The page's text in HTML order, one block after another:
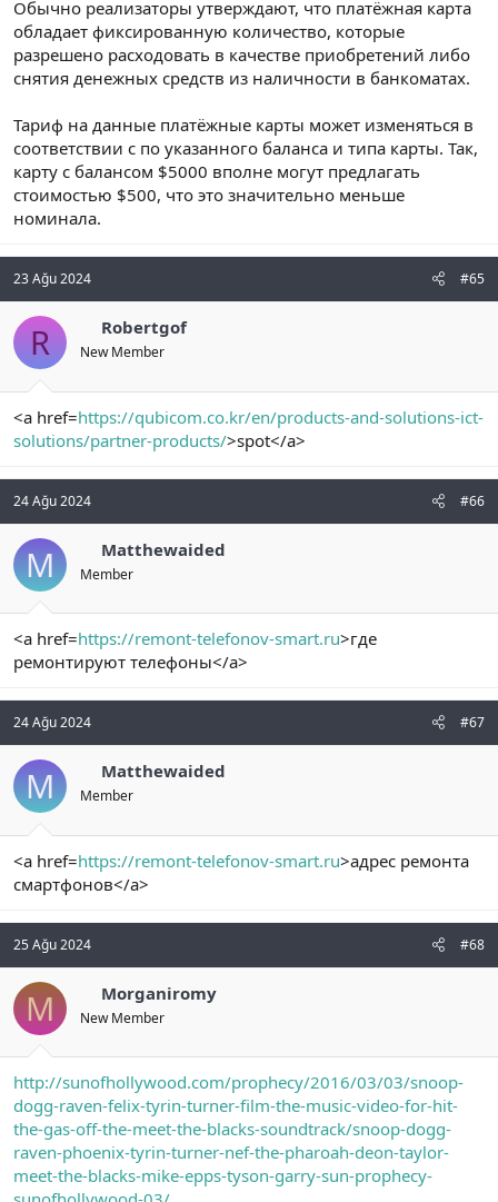
Обычно реализаторы утверждают, что платёжная карта
обладает фиксированную количество, которые
разрешено расходовать в качестве приобретений либо
снятия денежных средств из наличности в банкоматах.
Тариф на данные платёжные карты может изменяться в
соответствии с по указанного баланса и типа карты. Так,
карту с балансом $5000 вполне могут предлагать
стоимостью $500, что это значительно меньше
номинала.
23 Ağu 2024 #65
R Robertgof
New Member
<a href=https://qubicom.co.kr/en/products-and-solutions-ict-
solutions/partner-products/>spot</a>
24 Ağu 2024 #66
M Matthewaided
Member
<a href=https://remont-telefonov-smart.ru>где
ремонтируют телефоны</a>
24 Ağu 2024 #67
M Matthewaided
Member
<a href=https://remont-telefonov-smart.ru>адрес ремонта
смартфонов</a>
25 Ağu 2024 #68
M Morganiromy
New Member
http://sunofhollywood.com/prophecy/2016/03/03/snoop-
dogg-raven-felix-tyrin-turner-film-the-music-video-for-hit-
the-gas-off-the-meet-the-blacks-soundtrack/snoop-dogg-
raven-phoenix-tyrin-turner-nef-the-pharoah-deon-taylor-
meet-the-blacks-mike-epps-tyson-garry-sun-prophecy-